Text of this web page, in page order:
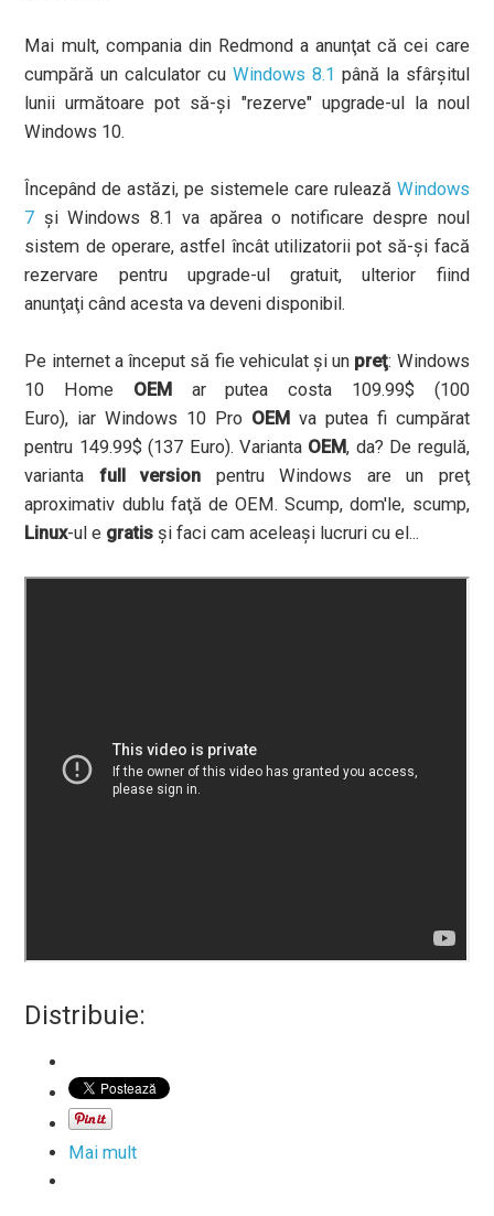
Mai mult, compania din Redmond a anunţat că cei care
cumpără un calculator cu Windows 8.1 până la sfârşitul
lunii următoare pot să-şi "rezerve" upgrade-ul la noul
Windows 10.
Începând de astăzi, pe sistemele care rulează Windows
7 şi Windows 8.1 va apărea o notificare despre noul
sistem de operare, astfel încât utilizatorii pot să-şi facă
rezervare pentru upgrade-ul gratuit, ulterior fiind
anunţaţi când acesta va deveni disponibil.
Pe internet a început să fie vehiculat şi un preţ: Windows
10 Home OEMar putea costa 109.99$ (100
Euro), iar Windows 10 Pro OEMva putea fi cumpărat
pentru 149.99$ (137 Euro). Varianta OEM, da? De regulă,
varianta full version pentru Windows are un preţ
aproximativ dublu faţă de OEM. Scump, dom'le, scump,
Linux-ul e gratis şi faci cam aceleaşi lucruri cu el...
Distribuie:
Mai mult